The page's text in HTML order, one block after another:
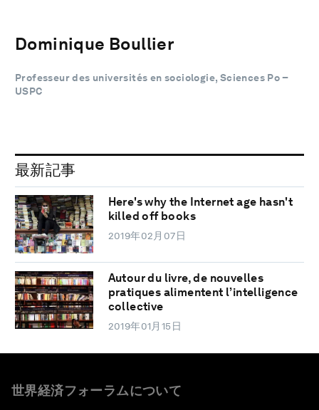
Dominique Boullier
Professeur des universités en sociologie, Sciences Po –
USPC
最新記事
Here's why the Internet age hasn't
killed off books
2019年02月07日
Autour du livre, de nouvelles
pratiques alimentent l’intelligence
collective
2019年01月15日
世界経済フォーラムについて